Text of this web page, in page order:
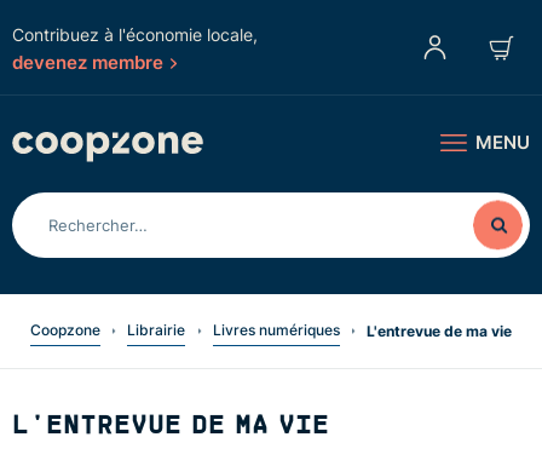
Contribuez à l'économie locale,
devenez membre
MENU
Coopzone Librairie Livres numériques L'entrevue de ma vie
L'ENTREVUE DE MA VIE